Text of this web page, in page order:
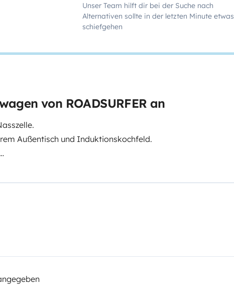
Unser Team hilft dir bei der Suche nach
Alternativen sollte in der letzten Minute etwas
schiefgehen
von ROADSURFER an
Außentisch und Induktionskochfeld.
wp-content/uploads/roadsurfer-RENT-
gilt subsidiär und ergänzt die